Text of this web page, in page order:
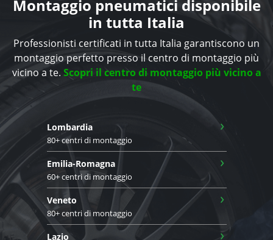
Montaggio pneumatici disponibile
in tutta Italia
Professionisti certificati in tutta Italia garantiscono un
montaggio perfetto presso il centro di montaggio più
vicino a te. Scopri il centro di montaggio più vicino a
te
Lombardia
80+ centri di montaggio
›
Emilia-Romagna
60+ centri di montaggio
›
Veneto
80+ centri di montaggio
›
Lazio ›